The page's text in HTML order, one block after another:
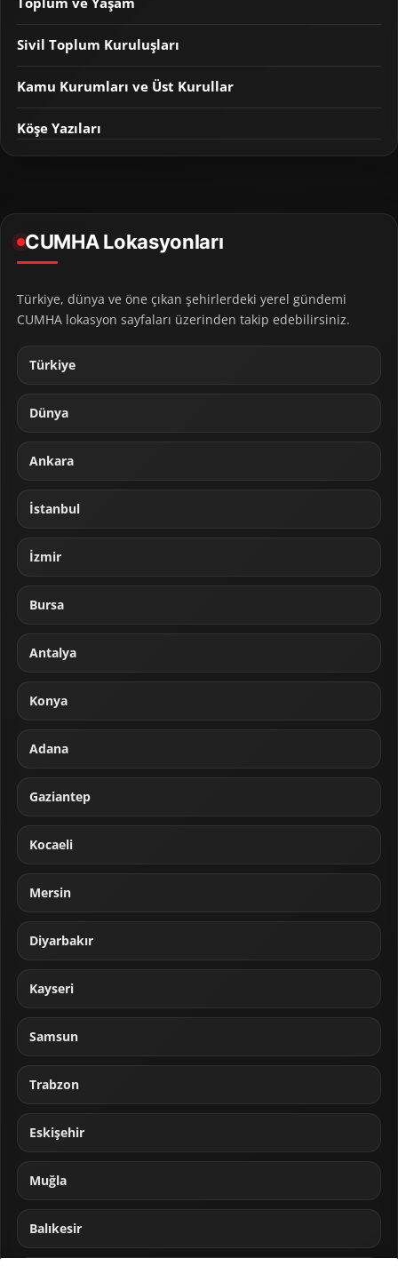
Sivil Toplum Kuruluşları
Kamu Kurumları ve Üst Kurullar
Köşe Yazıları
CUMHA Lokasyonları
Türkiye, dünya ve öne çıkan şehirlerdeki yerel gündemi
CUMHA lokasyon sayfaları üzerinden takip edebilirsiniz.
Türkiye
Dünya
Ankara
İstanbul
İzmir
Bursa
Antalya
Konya
Adana
Gaziantep
Kocaeli
Mersin
Diyarbakır
Kayseri
Samsun
Trabzon
Eskişehir
Muğla
Balıkesir